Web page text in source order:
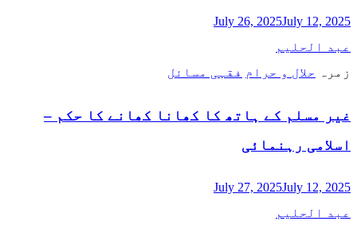
July 26, 2025July 12, 2025
عبد الحلیم
زمرہ
حلال و حرام فقہی مسائل
غیر مسلم کے ہاتھ کا کھانا کھانے کا حکم –
اسلامی رہنمائی
July 27, 2025July 12, 2025
عبد الحلیم